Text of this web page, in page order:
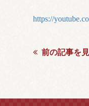
https://
前の記事を